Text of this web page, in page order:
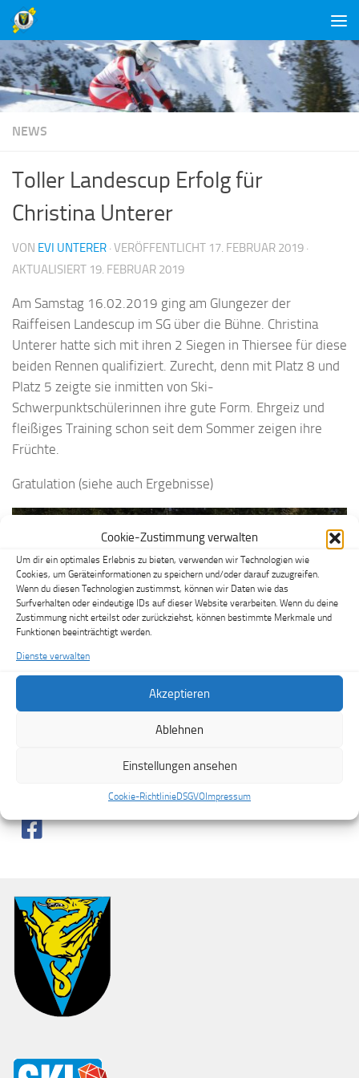
Cookie-Zustimmung verwalten
Um dir ein optimales Erlebnis zu bieten, verwenden wir Technologien wie
Cookies, um Geräteinformationen zu speichern und/oder darauf zuzugreifen.
Wenn du diesen Technologien zustimmst, können wir Daten wie das
Surfverhalten oder eindeutige IDs auf dieser Website verarbeiten. Wenn du deine
Zustimmung nicht erteilst oder zurückziehst, können bestimmte Merkmale und
Funktionen beeinträchtigt werden.
Dienste verwalten
Akzeptieren
Ablehnen
Einstellungen ansehen
Cookie-RichtlinieDSGVO Impressum
Unter dem Inhalt
NEWS
Toller Landescup Erfolg für
Christina Unterer
VON EVI UNTERER · VERÖFFENTLICHT 17. FEBRUAR 2019 ·
AKTUALISIERT 19. FEBRUAR 2019
Am Samstag 16.02.2019 ging am Glungezer der
Raiffeisen Landescup im SG über die Bühne. Christina
Unterer hatte sich mit ihren 2 Siegen in Thiersee für diese
beiden Rennen qualifiziert. Zurecht, denn mit Platz 8 und
Platz 5 zeigte sie inmitten von Ski-
Schwerpunktschülerinnen ihre gute Form. Ehrgeiz und
fleißiges Training schon seit dem Sommer zeigen ihre
Früchte.
Gratulation (siehe auch Ergebnisse)